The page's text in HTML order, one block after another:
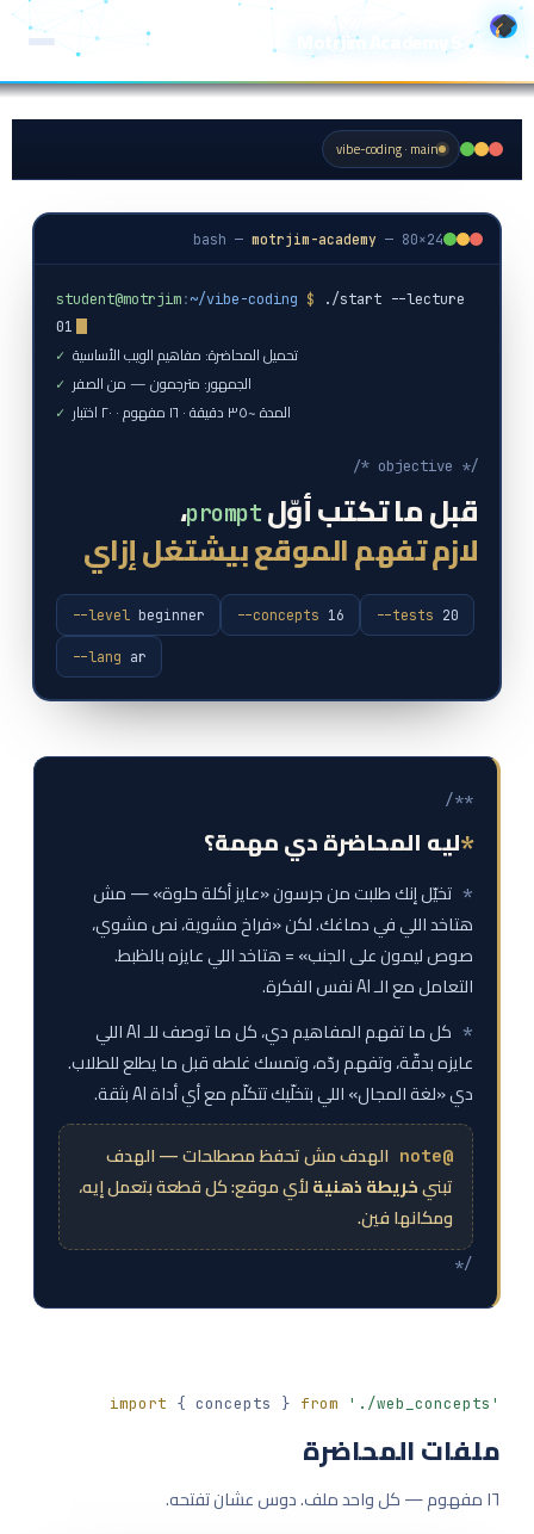
Motrjim Academy S
تخطي
إلى
المحتوى
vibe-coding · main
bash — motrjim-academy — 80×24
student@motrjim:~/vibe-coding $
./start --lecture
01
✓ تحميل المحاضرة: مفاهيم الويب الأساسية
✓ الجمهور: مترجمون — من الصفر
✓ المدة ~٣٥ دقيقة · ١٦ مفهوم · ٢٠ اختبار
/* objective */
قبل ما تكتب أوّل prompt،
لازم تفهم الموقع بيشتغل إزاي
--level beginner --concepts 16 --tests 20
--lang ar
/**
ليه المحاضرة دي مهمة؟
تخيّل إنك طلبت من جرسون «عايز أكلة حلوة» — مش
هتاخد اللي في دماغك. لكن «فراخ مشوية، نص مشوي،
صوص ليمون على الجنب» = هتاخد اللي عايزه بالظبط.
التعامل مع الـ AI نفس الفكرة.
كل ما تفهم المفاهيم دي، كل ما توصف للـ AI اللي
عايزه بدقّة، وتفهم ردّه، وتمسك غلطه قبل ما يطلع للطلاب.
دي «لغة المجال» اللي بتخلّيك تتكلّم مع أي أداة AI بثقة.
الهدف مش تحفظ مصطلحات — الهدف
تبنيخريطة ذهنيةلأي موقع: كل قطعة بتعمل إيه،
ومكانها فين.
*/
import { concepts } from './web_concepts'
ملفات المحاضرة
١٦ مفهوم — كل واحد ملف. دوس عشان تفتحه.